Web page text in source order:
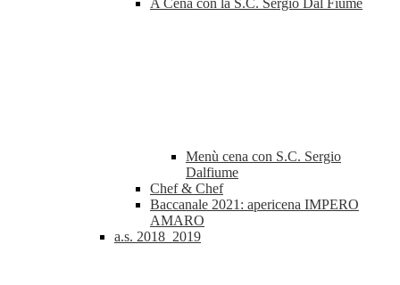
A Cena con la S.C. Sergio Dal Fiume
Menù cena con S.C. Sergio
Dalfiume
Chef & Chef
Baccanale 2021: apericena IMPERO
AMARO
a.s. 2018_2019